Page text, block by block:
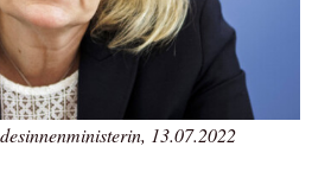
13.07.2022